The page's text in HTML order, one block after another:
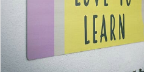
Terbaik
di
Indonesia